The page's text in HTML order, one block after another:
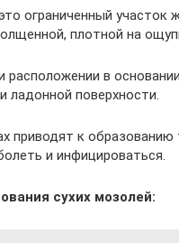
ограниченный участок
плотной на
расположении в
ладонной поверхности.
приводят к образованию
и инфицироваться.
сухих мозолей: